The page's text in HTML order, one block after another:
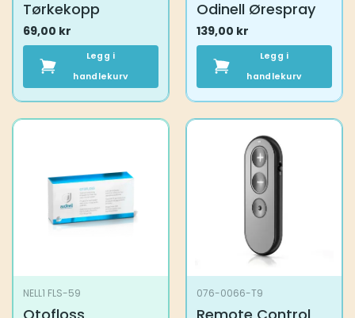
Tørkekopp
69,00 kr
Legg i
handlekurv
Odinell Ørespray
139,00 kr
Legg i
handlekurv
NELL1 FLS-59 076-0066-T9